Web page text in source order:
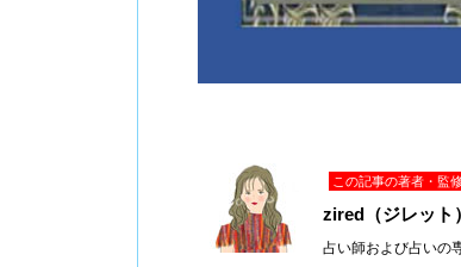
この記事の著者・監
zired（ジレット）
占い師および占いの